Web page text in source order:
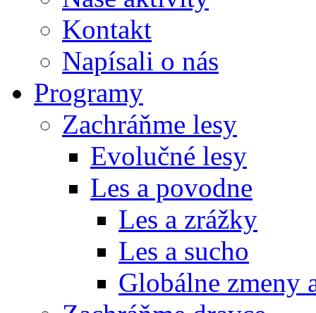
Kontakt
Napísali o nás
Programy
Zachráňme lesy
Evolučné lesy
Les a povodne
Les a zrážky
Les a sucho
Globálne zmeny